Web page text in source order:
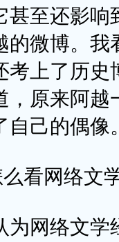
甚至还影
的微博。
考上了历
，原来阿
自己的偶像
网络文
网络文学